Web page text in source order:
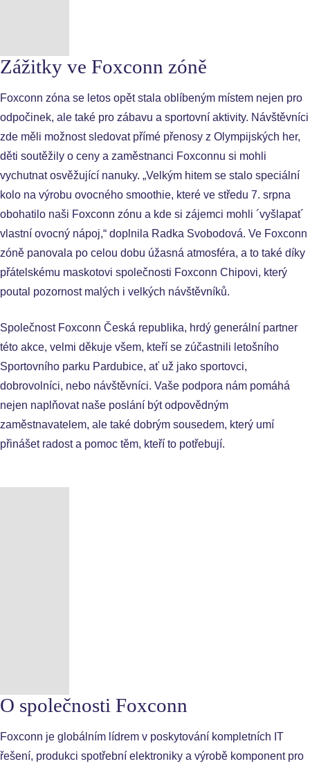
Zážitky ve Foxconn zóně
Foxconn zóna se letos opět stala oblíbeným místem nejen pro
odpočinek, ale také pro zábavu a sportovní aktivity. Návštěvníci
zde měli možnost sledovat přímé přenosy z Olympijských her,
děti soutěžily o ceny a zaměstnanci Foxconnu si mohli
vychutnat osvěžující nanuky. „Velkým hitem se stalo speciální
kolo na výrobu ovocného smoothie, které ve středu 7. srpna
obohatilo naši Foxconn zónu a kde si zájemci mohli ´vyšlapat´
vlastní ovocný nápoj,“ doplnila Radka Svobodová. Ve Foxconn
zóně panovala po celou dobu úžasná atmosféra, a to také díky
přátelskému maskotovi společnosti Foxconn Chipovi, který
poutal pozornost malých i velkých návštěvníků.
Společnost Foxconn Česká republika, hrdý generální partner
této akce, velmi děkuje všem, kteří se zúčastnili letošního
Sportovního parku Pardubice, ať už jako sportovci,
dobrovolníci, nebo návštěvníci. Vaše podpora nám pomáhá
nejen naplňovat naše poslání být odpovědným
zaměstnavatelem, ale také dobrým sousedem, který umí
přinášet radost a pomoc těm, kteří to potřebují.
O společnosti Foxconn
Foxconn je globálním lídrem v poskytování kompletních IT
řešení, produkci spotřební elektroniky a výrobě komponent pro